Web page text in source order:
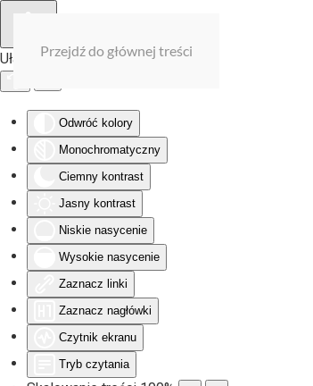
Ułatwienia dostępu
Odwróć kolory
Monochromatyczny
Ciemny kontrast
Jasny kontrast
Niskie nasycenie
Wysokie nasycenie
Zaznacz linki
Zaznacz nagłówki
Czytnik ekranu
Tryb czytania
Przejdź do głównej treści